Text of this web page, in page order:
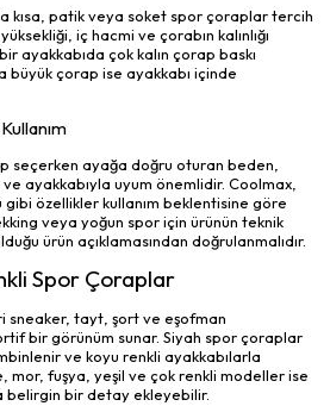
kısa, patik veya soket spor çoraplar tercih
iç hacmi ve çorabın kalınlığı
ayakkabıda çok kalın çorap baskı
çorap ise ayakkabı içinde
seçerken ayağa doğru oturan beden,
ve ayakkabıyla uyum önemlidir. Coolmax,
özellikler kullanım beklentisine göre
veya yoğun spor için ürünün teknik
ürün açıklamasından doğrulanmalıdır.
Spor Çoraplar
sneaker, tayt, şort ve eşofman
bir görünüm sunar. Siyah spor çoraplar
ve koyu renkli ayakkabılarla
mor, fuşya, yeşil ve çok renkli modeller ise
belirgin bir detay ekleyebilir.